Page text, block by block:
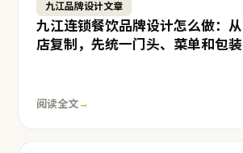
九江品牌设计文章
九江连锁餐饮品牌设计怎么做：
店复制，先统一门头、菜单和包装
阅读全文→